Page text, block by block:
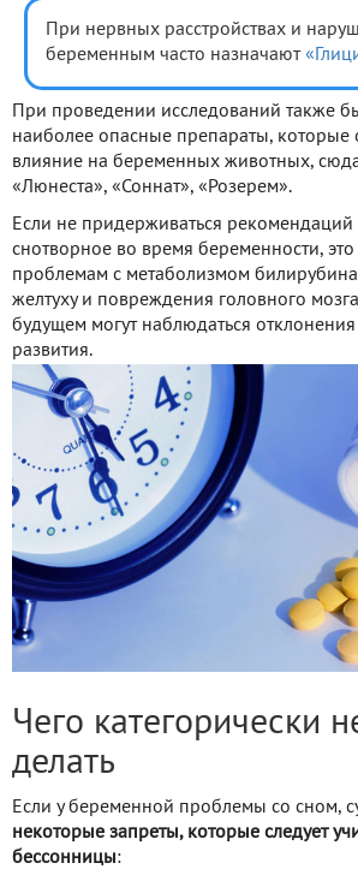
При нервных расстройствах и
беременным часто назначают
При проведении исследований также
наиболее опасные препараты, которые
влияние на беременных животных, сюда
«Люнеста», «Соннат», «Розерем».
Если не придерживаться рекомендаций
снотворное во время беременности,
проблемам с метаболизмом
желтуху и повреждения головного
будущем могут наблюдаться отклонения
развития.
Чего категорически
делать
Если у беременной проблемы со сном,
некоторые запреты, которые следует
бессонницы: